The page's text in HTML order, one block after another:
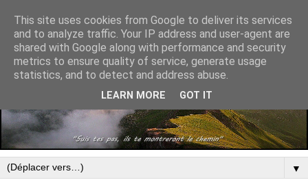
▼
This site uses cookies from Google to deliver its services
and to analyze traffic. Your IP address and user-agent are
shared with Google along with performance and security
metrics to ensure quality of service, generate usage
statistics, and to detect and address abuse.
LEARN MORE GOT IT